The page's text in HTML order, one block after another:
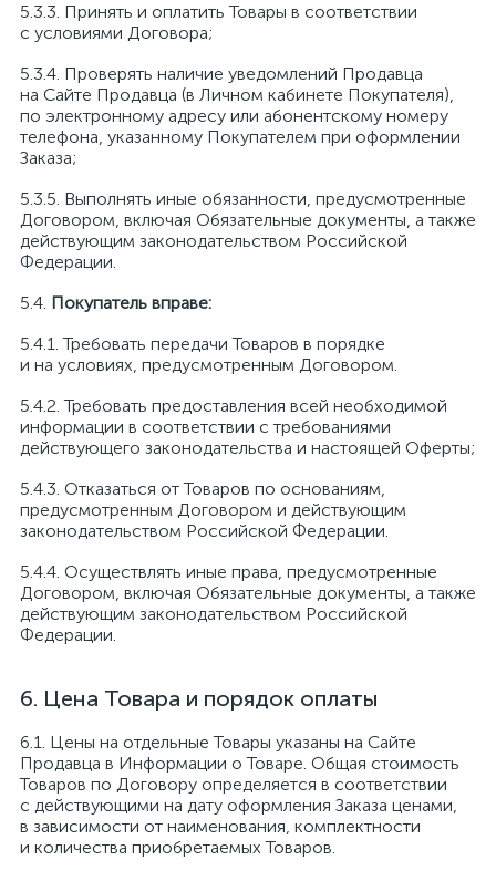
Принять и оплатить Товары в соответствии
с условиями Договора;
Проверять наличие уведомлений Продавца
на Сайте Продавца (в Личном кабинете Покупателя),
по электронному адресу или абонентскому номеру
телефона, указанному Покупателем при оформлении
Заказа;
Выполнять иные обязанности, предусмотренные
Договором, включая Обязательные документы, а также
действующим законодательством Российской
Федерации.
Покупатель вправе:
Требовать передачи Товаров в порядке
и на условиях, предусмотренным Договором.
Требовать предоставления всей необходимой
информации в соответствии с требованиями
действующего законодательства и настоящей Оферты;
Отказаться от Товаров по основаниям,
предусмотренным Договором и действующим
законодательством Российской Федерации.
Осуществлять иные права, предусмотренные
Договором, включая Обязательные документы, а также
действующим законодательством Российской
Федерации.
Цена Товара и порядок оплаты
Цены на отдельные Товары указаны на Сайте
Продавца в Информации о Товаре. Общая стоимость
Товаров по Договору определяется в соответствии
с действующими на дату оформления Заказа ценами,
в зависимости от наименования, комплектности
и количества приобретаемых Товаров.